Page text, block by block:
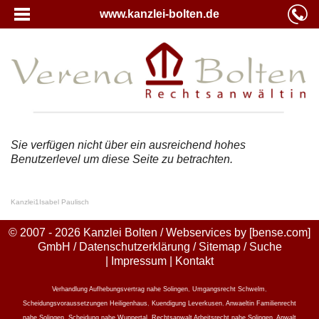
www.kanzlei-bolten.de
Sie verfügen nicht über ein ausreichend hohes
Benutzerlevel um diese Seite zu betrachten.
Kanzlei1 Isabel Paulisch
© 2007 - 2026 Kanzlei Bolten / Webservices by [bense.com]
GmbH / Datenschutzerklärung / Sitemap/ Suche
Impressum Kontakt
Verhandlung Aufhebungsvertrag nahe Solingen Umgangsrecht Schwelm
Scheidungsvoraussetzungen Heiligenhaus
Kuendigung Leverkusen Anwaeltin Familienrecht
nahe Solingen Scheidung nahe Wuppertal Rechtsanwalt Arbeitsrecht nahe Solingen Anwalt